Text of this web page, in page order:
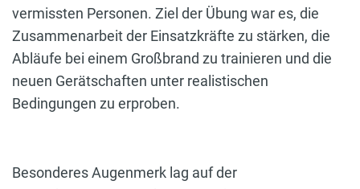
vermissten Personen. Ziel der Übung war es, die
Zusammenarbeit der Einsatzkräfte zu stärken, die
Abläufe bei einem Großbrand zu trainieren und die
neuen Gerätschaften unter realistischen
Bedingungen zu erproben.
Besonderes Augenmerk lag auf der